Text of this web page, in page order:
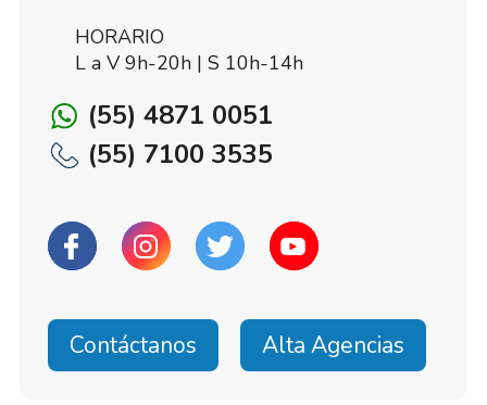
HORARIO
L a V 9h-20h | S 10h-14h
(55) 4871 0051
(55) 7100 3535
Contáctanos Alta Agencias